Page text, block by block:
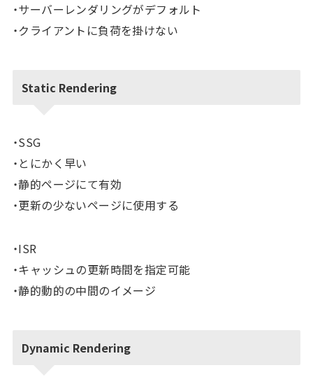
・サーバーレンダリングがデフォルト
・クライアントに負荷を掛けない
Static Rendering
・SSG
・とにかく早い
・静的ページにて有効
・更新の少ないページに使用する
・ISR
・キャッシュの更新時間を指定可能
・静的動的の中間のイメージ
Dynamic Rendering